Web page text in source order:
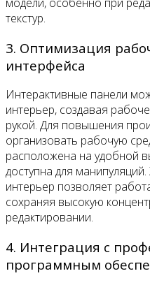
текстур.
3. Оптимизация
интерфейса
Интерактивные панели
интерьер, создавая
рукой. Для повышения
организовать рабочую
расположена на удобной
доступна для
интерьер позволяет
сохраняя высокую
редактировании.
4. Интеграция с
программным